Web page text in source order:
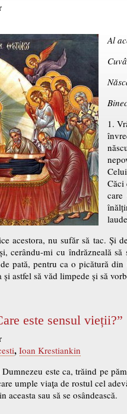
Al
1.
Căci
acestora, nu sufăr să tac. Și
cerându-mi cu îndrăzneală
pată, pentru ca o picătură
astfel să văd limpede și să
este sensul vieții?”
, Ioan Krestiankin
este ca, trăind pe
umple viaţa de rostul cel
aceasta sau să se osândească.